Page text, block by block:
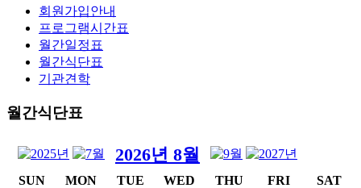
회원가입안내
프로그램시간표
월간일정표
월간식단표
기관견학
월간식단표
2026년 8월
SUN MON TUE WED THU FRI
SAT